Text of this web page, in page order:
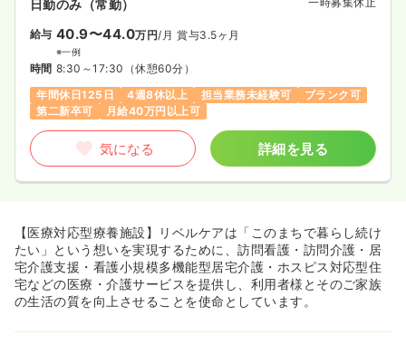
日勤のみ（常勤）
給与 40.9〜44.0万円/月 賞与3.5ヶ月
※一例
時間 8:30～17:30 （休憩60分）
年間休日125日
4週8休以上 担当業務未経験可
ブランク可
第二新卒可
月給40万円以上可
気になる 詳細を見る
【医療対応型療養施設】リベルケアは「このまちで暮らし続け
たい」という想いを実現するために、訪問看護・訪問介護・居
宅介護支援・看護小規模多機能型居宅介護・ホスピス対応型住
宅などの医療・介護サービスを提供し、利用者様とそのご家族
の生活の質を向上させることを使命としています。